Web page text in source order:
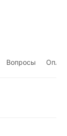
Вопросы